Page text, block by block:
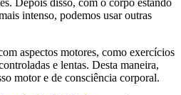
Depois disso, com o corpo estando
intenso, podemos usar outras
aspectos motores, como exercícios
e lentas. Desta maneira,
motor e de consciência corporal.